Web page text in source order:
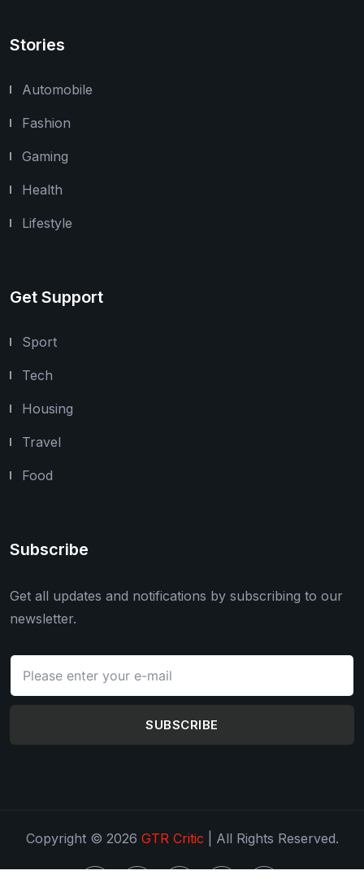
Stories
Automobile
Fashion
Gaming
Health
Lifestyle
Get Support
Sport
Tech
Housing
Travel
Food
Subscribe
Get all updates and notifications by subscribing to our
newsletter.
SUBSCRIBE
Copyright © 2026 GTR Critic | All Rights Reserved.